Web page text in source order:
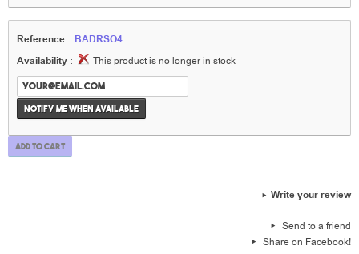
Reference : BADRSO4
Availability :
This product is no longer in stock
Notify me when available
Add to cart
Write your review
Send to a friend
Share on Facebook!